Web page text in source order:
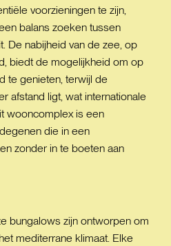
voorzieningen te zijn,
balans zoeken tussen
De nabijheid van de zee, op
biedt de mogelijkheid om op
te genieten, terwijl de
afstand ligt, wat internationale
wooncomplex is een
die in een
zonder in te boeten aan
bungalows zijn ontworpen om
mediterrane klimaat. Elke